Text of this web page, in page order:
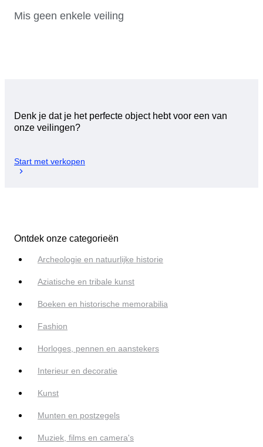
Mis geen enkele veiling
Denk je dat je het perfecte object hebt voor een van
onze veilingen?
Start met verkopen
Ontdek onze categorieën
Archeologie en natuurlijke historie
Aziatische en tribale kunst
Boeken en historische memorabilia
Fashion
Horloges, pennen en aanstekers
Interieur en decoratie
Kunst
Munten en postzegels
Muziek, films en camera's